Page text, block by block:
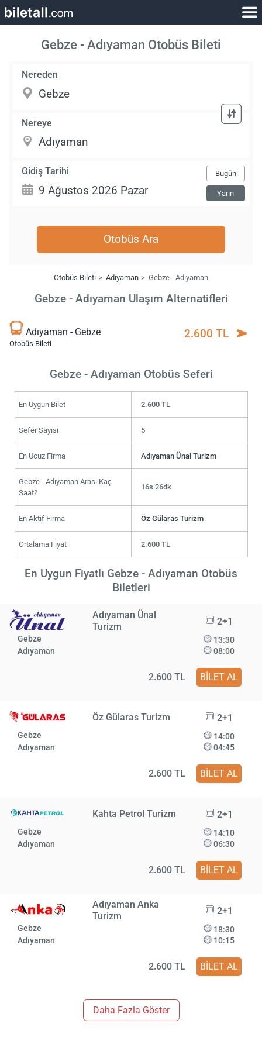
Gebze - Adıyaman Otobüs Bileti
Nereden
Nereye
Gidiş Tarihi Bugün
Yarın
Otobüs Ara
Otobüs Bileti Adıyaman Gebze - Adıyaman
Gebze - Adıyaman Ulaşım Alternatifleri
Adıyaman - Gebze
Otobüs Bileti
2.600 TL
Gebze - Adıyaman Otobüs Seferi
En Uygun Bilet 2.600 TL
Sefer Sayısı 5
En Ucuz Firma Adıyaman Ünal Turizm
Gebze - Adıyaman Arası Kaç
Saat?
16s 26dk
En Aktif Firma Öz Gülaras Turizm
Ortalama Fiyat 2.600 TL
En Uygun Fiyatlı Gebze - Adıyaman Otobüs
Biletleri
Adıyaman Ünal
Turizm
2+1
Gebze
Adıyaman
13:30
08:00
2.600 TL BİLET AL
Öz Gülaras Turizm 2+1
Gebze
Adıyaman
14:00
04:45
2.600 TL BİLET AL
Kahta Petrol Turizm 2+1
Gebze
Adıyaman
14:10
06:30
2.600 TL BİLET AL
Adıyaman Anka
Turizm
2+1
Gebze
Adıyaman
18:30
10:15
2.600 TL BİLET AL
Daha Fazla Göster